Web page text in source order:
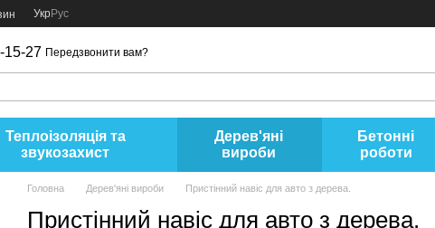
УкрРус
15-27 Передзвонити вам?
Теплоізоляція та
звукозахист
Дерев'яні
вироби
Бетонні
роботи
Головна Дерев'яні вироби Пристінний навіс для авто з дерева.
Пристінний навіс для авто з дерева.